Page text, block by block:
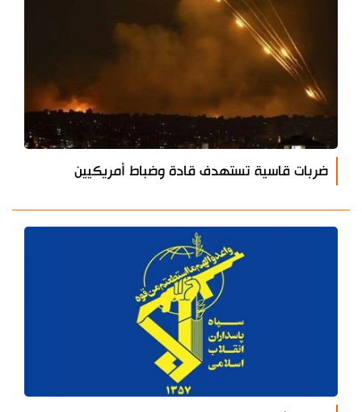
ضربات قاسية تستهدف قادة وضباط أمريكيين